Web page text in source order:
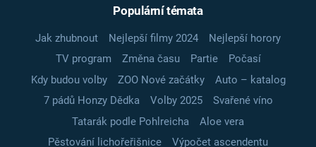
Populární témata
Jak zhubnout Nejlepší filmy 2024
Nejlepší horory
TV program
Změna času Partie
Počasí
Kdy budou volby
ZOO Nové začátky
Auto – katalog
7 pádů Honzy Dědka
Volby 2025
Svařené víno
Tatarák podle Pohlreicha
Aloe vera
Pěstování lichořeřišnice
Výpočet ascendentu